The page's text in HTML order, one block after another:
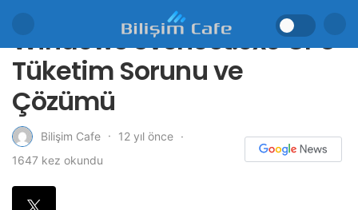
Windows Svchost.exe CPU
Tüketim Sorunu ve
Çözümü
Bilişim Cafe
12 yıl önce
1647 kez okundu